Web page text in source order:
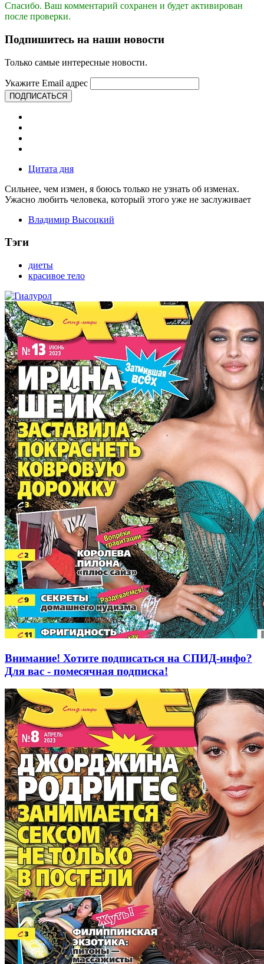
Спасибо. Ваш комментарий сохранен и будет активирован
после проверки.
Подпишитесь на наши новости
Только самые интересные новости.
Укажите Email адрес
ПОДПИСАТЬСЯ
Цитата дня
Сильнее, чем измен, я боюсь только не узнать об изменах.
Ужасно любить человека, который этого уже не заслуживает
Владимир Высоцкий
Тэги
диеты
красивое тело
Внимание! Хотите подписаться на СПИД-инфо?
Для вас - помесячная подписка!